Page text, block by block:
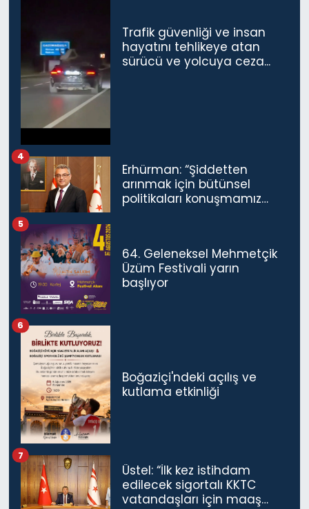
Trafik güvenliği ve insan
hayatını tehlikeye atan
sürücü ve yolcuya ceza...
Erhürman: “Şiddetten
arınmak için bütünsel
politikaları konuşmamız
4
64. Geleneksel Mehmetçik
Üzüm Festivali yarın
başlıyor
5
Boğaziçi'ndeki açılış ve
kutlama etkinliği
6
Üstel: “İlk kez istihdam
edilecek sigortalı KKTC
vatandaşları için maaş
7